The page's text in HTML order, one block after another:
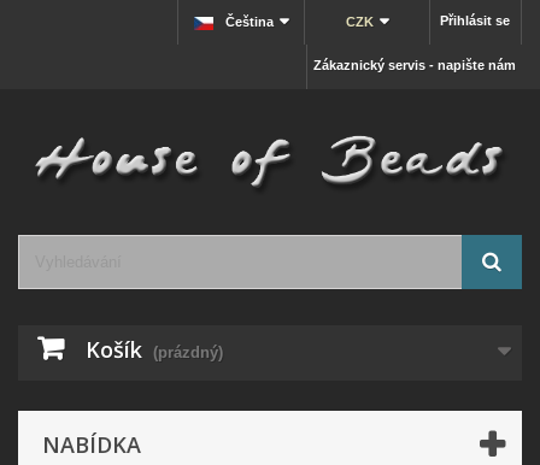
Přihlásit se
CZK
Čeština
Zákaznický servis - napište nám
Košík (prázdný)
NABÍDKA